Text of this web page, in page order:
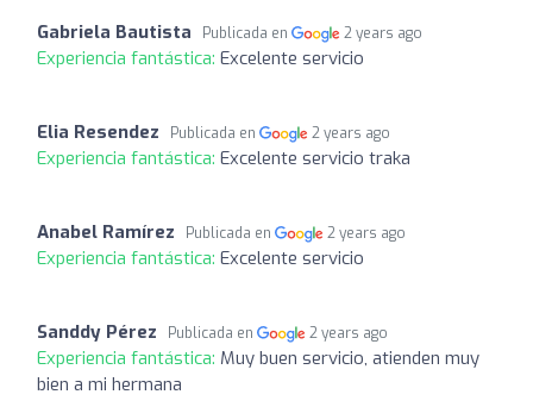
Gabriela Bautista Publicada en 2 years ago
Experiencia fantástica: Excelente servicio
Elia Resendez Publicada en 2 years ago
Experiencia fantástica: Excelente servicio traka
Anabel Ramírez Publicada en 2 years ago
Experiencia fantástica: Excelente servicio
Sanddy Pérez Publicada en 2 years ago
Experiencia fantástica: Muy buen servicio, atienden muy
bien a mi hermana